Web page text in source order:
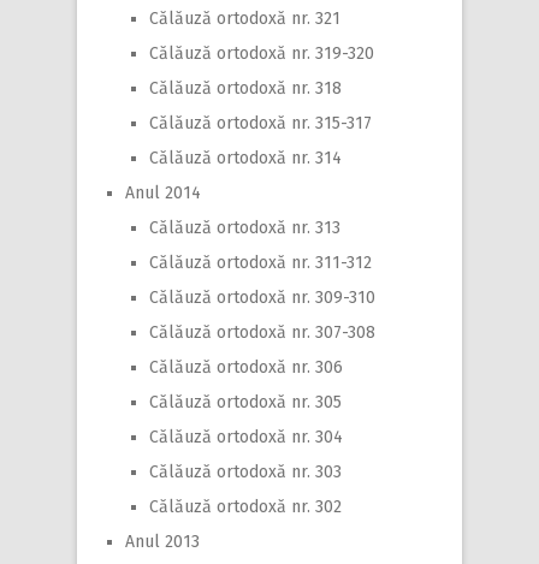
Călăuză ortodoxă nr. 321
Călăuză ortodoxă nr. 319-320
Călăuză ortodoxă nr. 318
Călăuză ortodoxă nr. 315-317
Călăuză ortodoxă nr. 314
Anul 2014
Călăuză ortodoxă nr. 313
Călăuză ortodoxă nr. 311-312
Călăuză ortodoxă nr. 309-310
Călăuză ortodoxă nr. 307-308
Călăuză ortodoxă nr. 306
Călăuză ortodoxă nr. 305
Călăuză ortodoxă nr. 304
Călăuză ortodoxă nr. 303
Călăuză ortodoxă nr. 302
Anul 2013